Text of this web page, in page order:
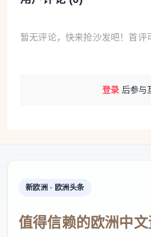
暂无评论，快来抢沙发吧！首评
登录 后参与
新欧洲 · 欧洲头条
值得信赖的欧洲中文